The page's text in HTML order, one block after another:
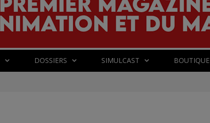
DOSSIERS SIMULCAST BOUTIQUE